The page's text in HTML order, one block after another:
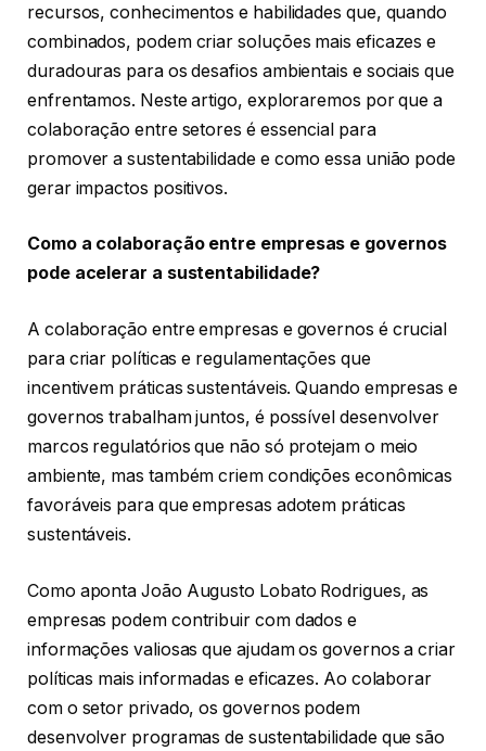
recursos, conhecimentos e habilidades que, quando
combinados, podem criar soluções mais eficazes e
duradouras para os desafios ambientais e sociais que
enfrentamos. Neste artigo, exploraremos por que a
colaboração entre setores é essencial para
promover a sustentabilidade e como essa união pode
gerar impactos positivos.
Como a colaboração entre empresas e governos
pode acelerar a sustentabilidade?
A colaboração entre empresas e governos é crucial
para criar políticas e regulamentações que
incentivem práticas sustentáveis. Quando empresas e
governos trabalham juntos, é possível desenvolver
marcos regulatórios que não só protejam o meio
ambiente, mas também criem condições econômicas
favoráveis para que empresas adotem práticas
sustentáveis.
Como aponta João Augusto Lobato Rodrigues, as
empresas podem contribuir com dados e
informações valiosas que ajudam os governos a criar
políticas mais informadas e eficazes. Ao colaborar
com o setor privado, os governos podem
desenvolver programas de sustentabilidade que são